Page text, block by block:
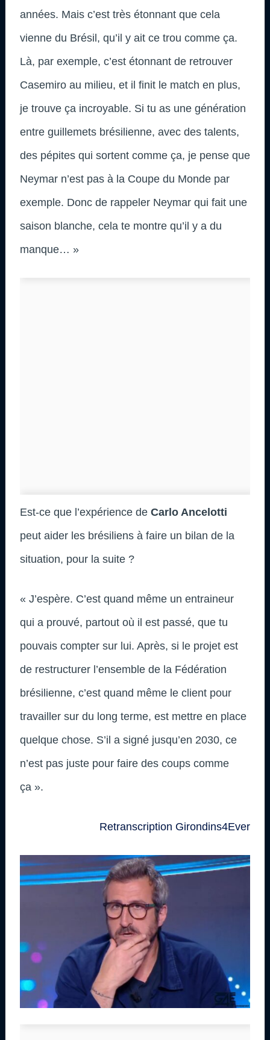
années. Mais c’est très étonnant que cela
vienne du Brésil, qu’il y ait ce trou comme ça.
Là, par exemple, c’est étonnant de retrouver
Casemiro au milieu, et il finit le match en plus,
je trouve ça incroyable. Si tu as une génération
entre guillemets brésilienne, avec des talents,
des pépites qui sortent comme ça, je pense que
Neymar n’est pas à la Coupe du Monde par
exemple. Donc de rappeler Neymar qui fait une
saison blanche, cela te montre qu’il y a du
manque… »
Est-ce que l’expérience de Carlo Ancelotti
peut aider les brésiliens à faire un bilan de la
situation, pour la suite ?
« J’espère. C’est quand même un entraineur
qui a prouvé, partout où il est passé, que tu
pouvais compter sur lui. Après, si le projet est
de restructurer l’ensemble de la Fédération
brésilienne, c’est quand même le client pour
travailler sur du long terme, est mettre en place
quelque chose. S’il a signé jusqu’en 2030, ce
n’est pas juste pour faire des coups comme
ça ».
Retranscription Girondins4Ever